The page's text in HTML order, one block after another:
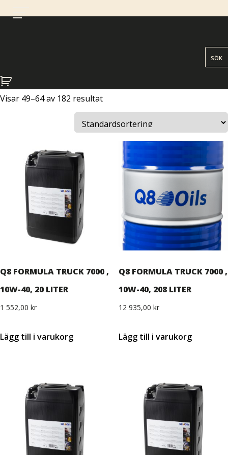
OLJA & SMÖRJMEDEL
Visar 49–64 av 182 resultat
Q8 FORMULA TRUCK 7000 ,
10W-40, 20 LITER
1 552,00 kr
Lägg till i varukorg
Q8 FORMULA TRUCK 7000 ,
10W-40, 208 LITER
12 935,00 kr
Lägg till i varukorg